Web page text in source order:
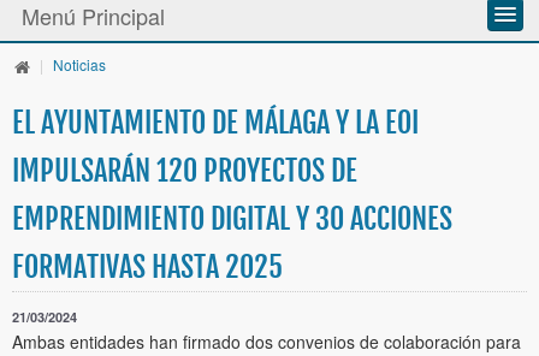
Contacto
Menú Principal
Información y Recursos
Actividades y Programas
La Caja Blanca
Ayudas y Premios
| Noticias
EL AYUNTAMIENTO DE MÁLAGA Y LA EOI
IMPULSARÁN 120 PROYECTOS DE
EMPRENDIMIENTO DIGITAL Y 30 ACCIONES
FORMATIVAS HASTA 2025
21/03/2024
Ambas entidades han firmado dos convenios de colaboración para